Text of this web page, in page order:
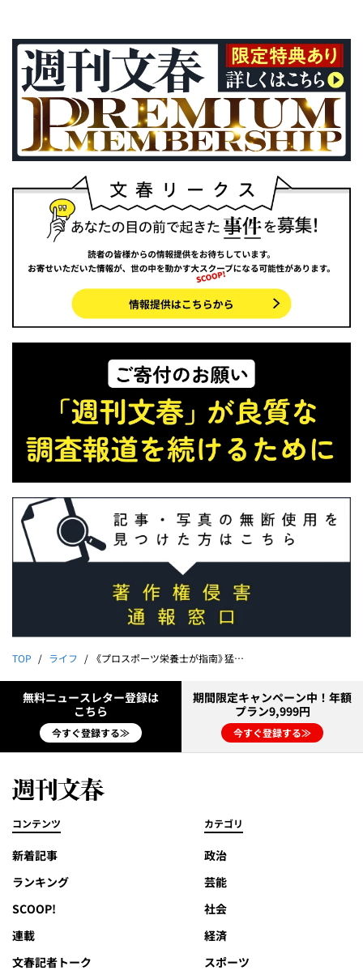
TOP ライフ 《プロスポーツ栄養士が指南》猛暑を乗り切る“タンパク質8つの正解”「不足すると熱中症やフレイルに」
無料ニュースレター登録は
こちら
今すぐ登録する≫
期間限定キャンペーン中！年額
プラン9,999円
今すぐ登録する≫
コンテンツ
新着記事
ランキング
SCOOP!
連載
文春記者トーク
カテゴリ
政治
芸能
社会
経済
スポーツ